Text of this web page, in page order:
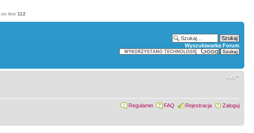
on line 112
Wyszukiwarka Forum
Regulamin FAQ Rejestracja Zaloguj